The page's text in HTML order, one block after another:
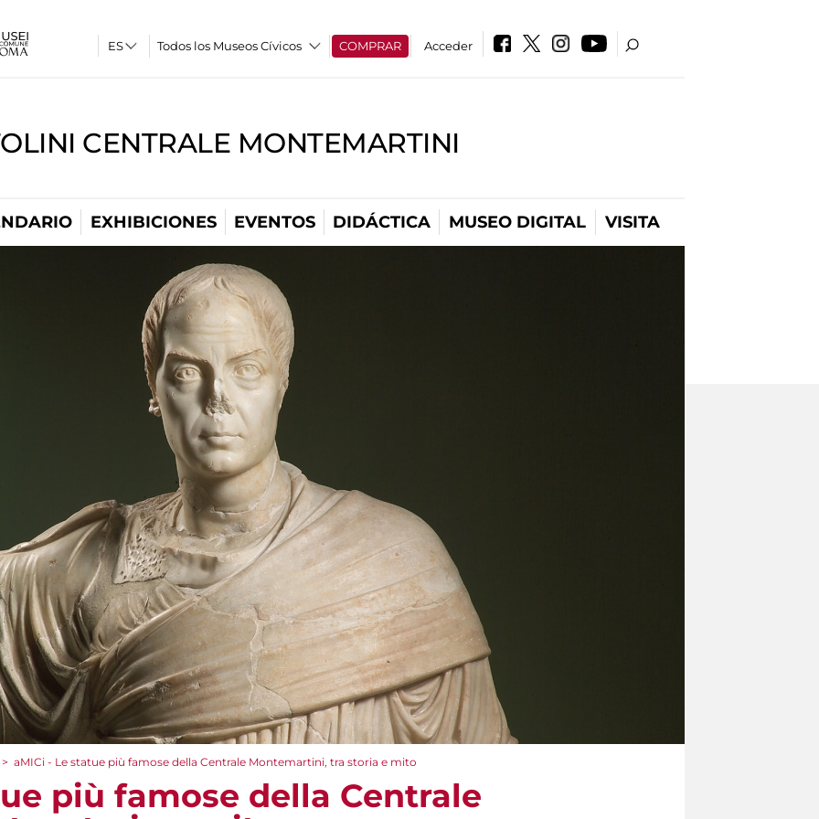
Todos los Museos Cívicos COMPRAR Acceder
CENTRALE MONTEMARTINI
EXHIBICIONES EVENTOS DIDÁCTICA MUSEO DIGITAL VISITA
> aMICi - Le statue più famose della Centrale Montemartini, tra storia e mito
più famose della Centrale